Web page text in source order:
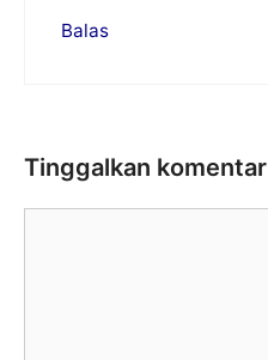
Balas
Tinggalkan komentar